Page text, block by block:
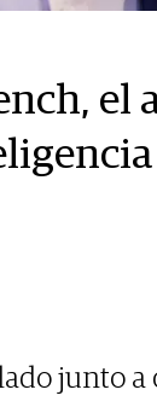
el
junto a